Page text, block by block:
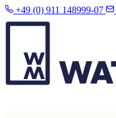
+49 (0) 911 148999-07